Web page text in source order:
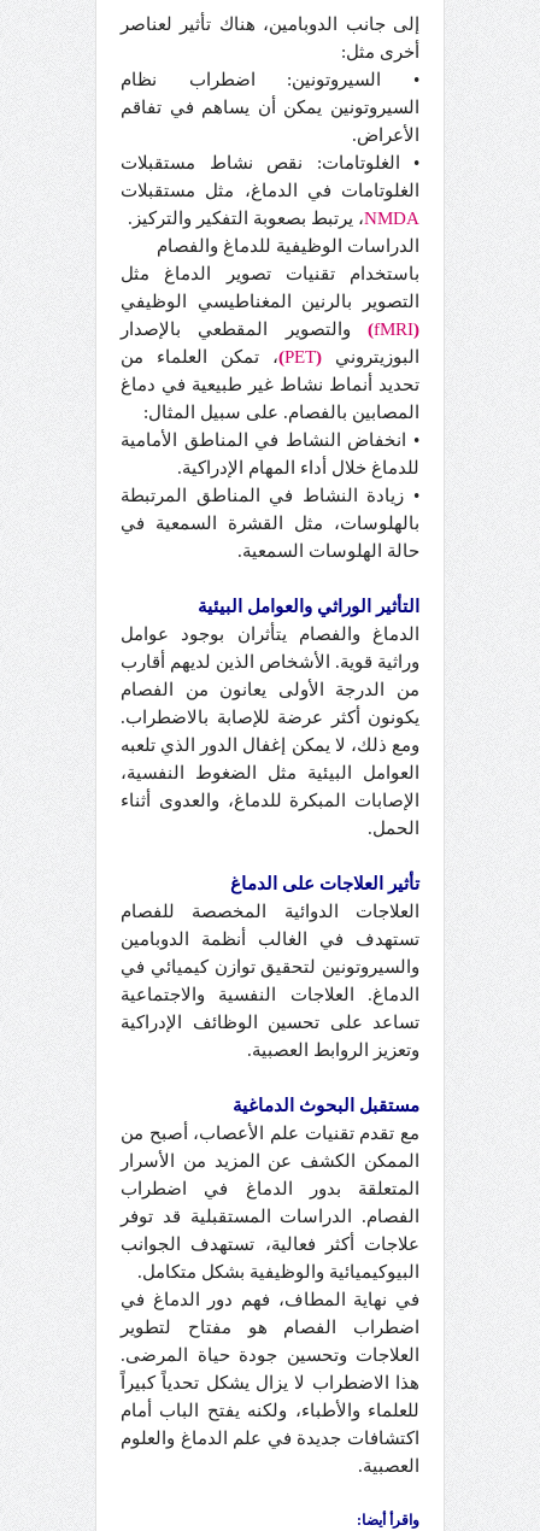
إلى جانب الدوبامين، هناك تأثير لعناصر
أخرى مثل:
• السيروتونين: اضطراب نظام
السيروتونين يمكن أن يساهم في تفاقم
الأعراض.
• الغلوتامات: نقص نشاط مستقبلات
الغلوتامات في الدماغ، مثل مستقبلات
NMDA، يرتبط بصعوبة التفكير والتركيز.
الدراسات الوظيفية للدماغ والفصام
باستخدام تقنيات تصوير الدماغ مثل
التصوير بالرنين المغناطيسي الوظيفي
(
fMRI
) والتصوير المقطعي بالإصدار
البوزيتروني (
PET
)، تمكن العلماء من
تحديد أنماط نشاط غير طبيعية في دماغ
المصابين بالفصام. على سبيل المثال:
• انخفاض النشاط في المناطق الأمامية
للدماغ خلال أداء المهام الإدراكية.
• زيادة النشاط في المناطق المرتبطة
بالهلوسات، مثل القشرة السمعية في
حالة الهلوسات السمعية.
التأثير الوراثي والعوامل البيئية
الدماغ والفصام يتأثران بوجود عوامل
وراثية قوية. الأشخاص الذين لديهم أقارب
من الدرجة الأولى يعانون من الفصام
يكونون أكثر عرضة للإصابة بالاضطراب.
ومع ذلك، لا يمكن إغفال الدور الذي تلعبه
العوامل البيئية مثل الضغوط النفسية،
الإصابات المبكرة للدماغ، والعدوى أثناء
الحمل.
تأثير العلاجات على الدماغ
العلاجات الدوائية المخصصة للفصام
تستهدف في الغالب أنظمة الدوبامين
والسيروتونين لتحقيق توازن كيميائي في
الدماغ. العلاجات النفسية والاجتماعية
تساعد على تحسين الوظائف الإدراكية
وتعزيز الروابط العصبية.
مستقبل البحوث الدماغية
مع تقدم تقنيات علم الأعصاب، أصبح من
الممكن الكشف عن المزيد من الأسرار
المتعلقة بدور الدماغ في اضطراب
الفصام. الدراسات المستقبلية قد توفر
علاجات أكثر فعالية، تستهدف الجوانب
البيوكيميائية والوظيفية بشكل متكامل.
في نهاية المطاف، فهم دور الدماغ في
اضطراب الفصام هو مفتاح لتطوير
العلاجات وتحسين جودة حياة المرضى.
هذا الاضطراب لا يزال يشكل تحدياً كبيراً
للعلماء والأطباء، ولكنه يفتح الباب أمام
اكتشافات جديدة في علم الدماغ والعلوم
العصبية.
واقرأ أيضا: